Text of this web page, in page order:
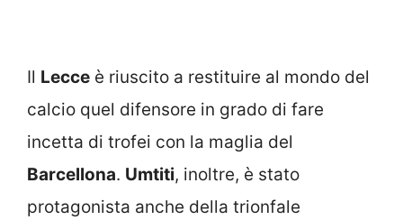
Il Lecce è riuscito a restituire al mondo del
calcio quel difensore in grado di fare
incetta di trofei con la maglia del
Barcellona. Umtiti, inoltre, è stato
protagonista anche della trionfale